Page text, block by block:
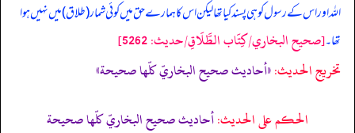
اللہ اور اس کے رسول کو ہی پسند کیا تھا لیکن اس کا ہمارے حق میں کوئی شمار (طلاق) میں نہیں ہوا
تھا۔[صحيح البخاري/كِتَاب الطَّلَاقِ/حدیث: 5262]
تخریج الحدیث:«أحاديث صحيح البخاريّ كلّها صحيحة»
الحكم على الحديث:أحاديث صحيح البخاريّ كلّها صحيحة